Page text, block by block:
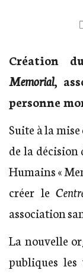
Création
Memorial,
personne
Suite à la
de la
Humains «
créer le
association
La nouvelle
publiques